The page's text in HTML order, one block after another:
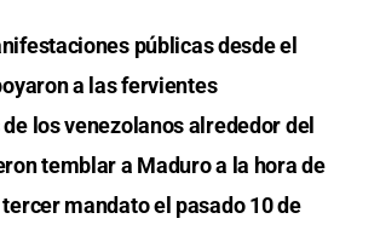
públicas desde el
a las fervientes
los venezolanos alrededor del
temblar a Maduro a la hora de
mandato el pasado 10 de